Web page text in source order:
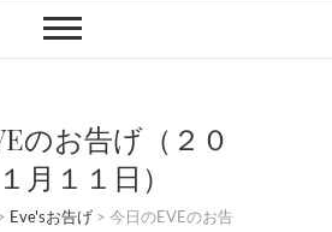
のお告げ（２０
月１１日）
Eve'sお告げ > 今日のEVEのお告